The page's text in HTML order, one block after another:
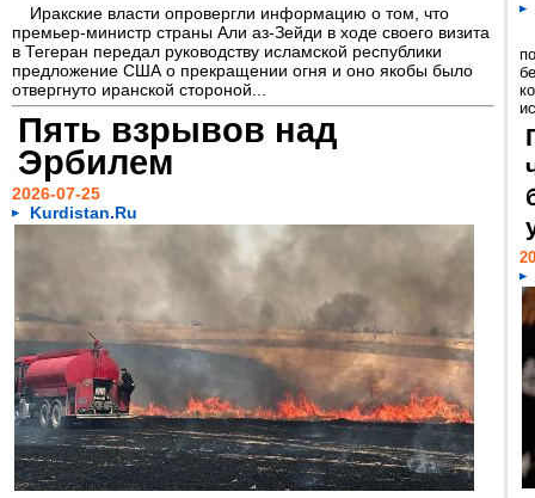
Иракские власти опровергли информацию о том, что
премьер-министр страны Али аз-Зейди в ходе своего визита
в Тегеран передал руководству исламской республики
предложение США о прекращении огня и оно якобы было
отвергнуто иранской стороной...
Пять взрывов над
Эрбилем
2026-07-25
Kurdistan.Ru